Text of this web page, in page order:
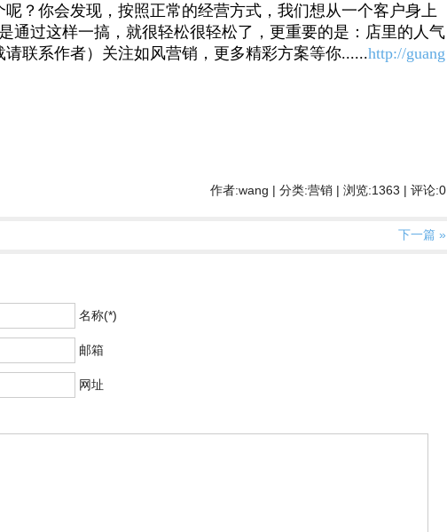
呢？你会发现，按照正常的经营方式，我们想从一个客户身上
通过这样一搞，就很轻松很轻松了，更重要的是：店里的人气
请联系作者）关注如风营销，更多精彩方案等你......http://guang
作者:wang | 分类:营销 | 浏览:1363 | 评论:0
下一篇 »
名称(*)
邮箱
网址